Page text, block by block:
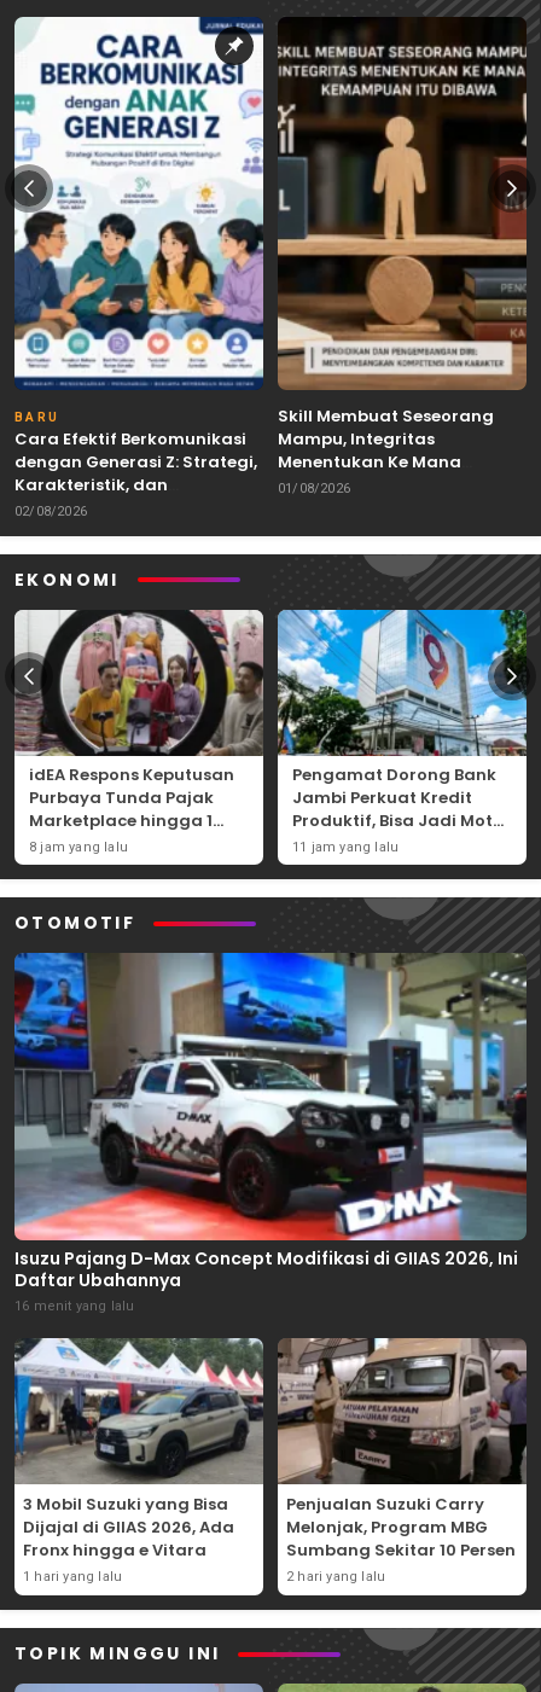
BARU
Cara Efektif Berkomunikasi
dengan Generasi Z: Strategi,
Karakteristik, dan
Tantangannya
02/08/2026
Skill Membuat Seseorang
Mampu, Integritas
Menentukan Ke Mana
Kemampuan Itu Dibawa
01/08/2026
EKONOMI
idEA Respons Keputusan
Purbaya Tunda Pajak
Marketplace hingga 1
November 2026
8 jam yang lalu
Pengamat Dorong Bank
Jambi Perkuat Kredit
Produktif, Bisa Jadi Motor
Ekonomi Daerah
11 jam yang lalu
OTOMOTIF
Isuzu Pajang D-Max Concept Modifikasi di GIIAS 2026, Ini
Daftar Ubahannya
16 menit yang lalu
3 Mobil Suzuki yang Bisa
Dijajal di GIIAS 2026, Ada
Fronx hingga e Vitara
1 hari yang lalu
Penjualan Suzuki Carry
Melonjak, Program MBG
Sumbang Sekitar 10 Persen
2 hari yang lalu
TOPIK MINGGU INI